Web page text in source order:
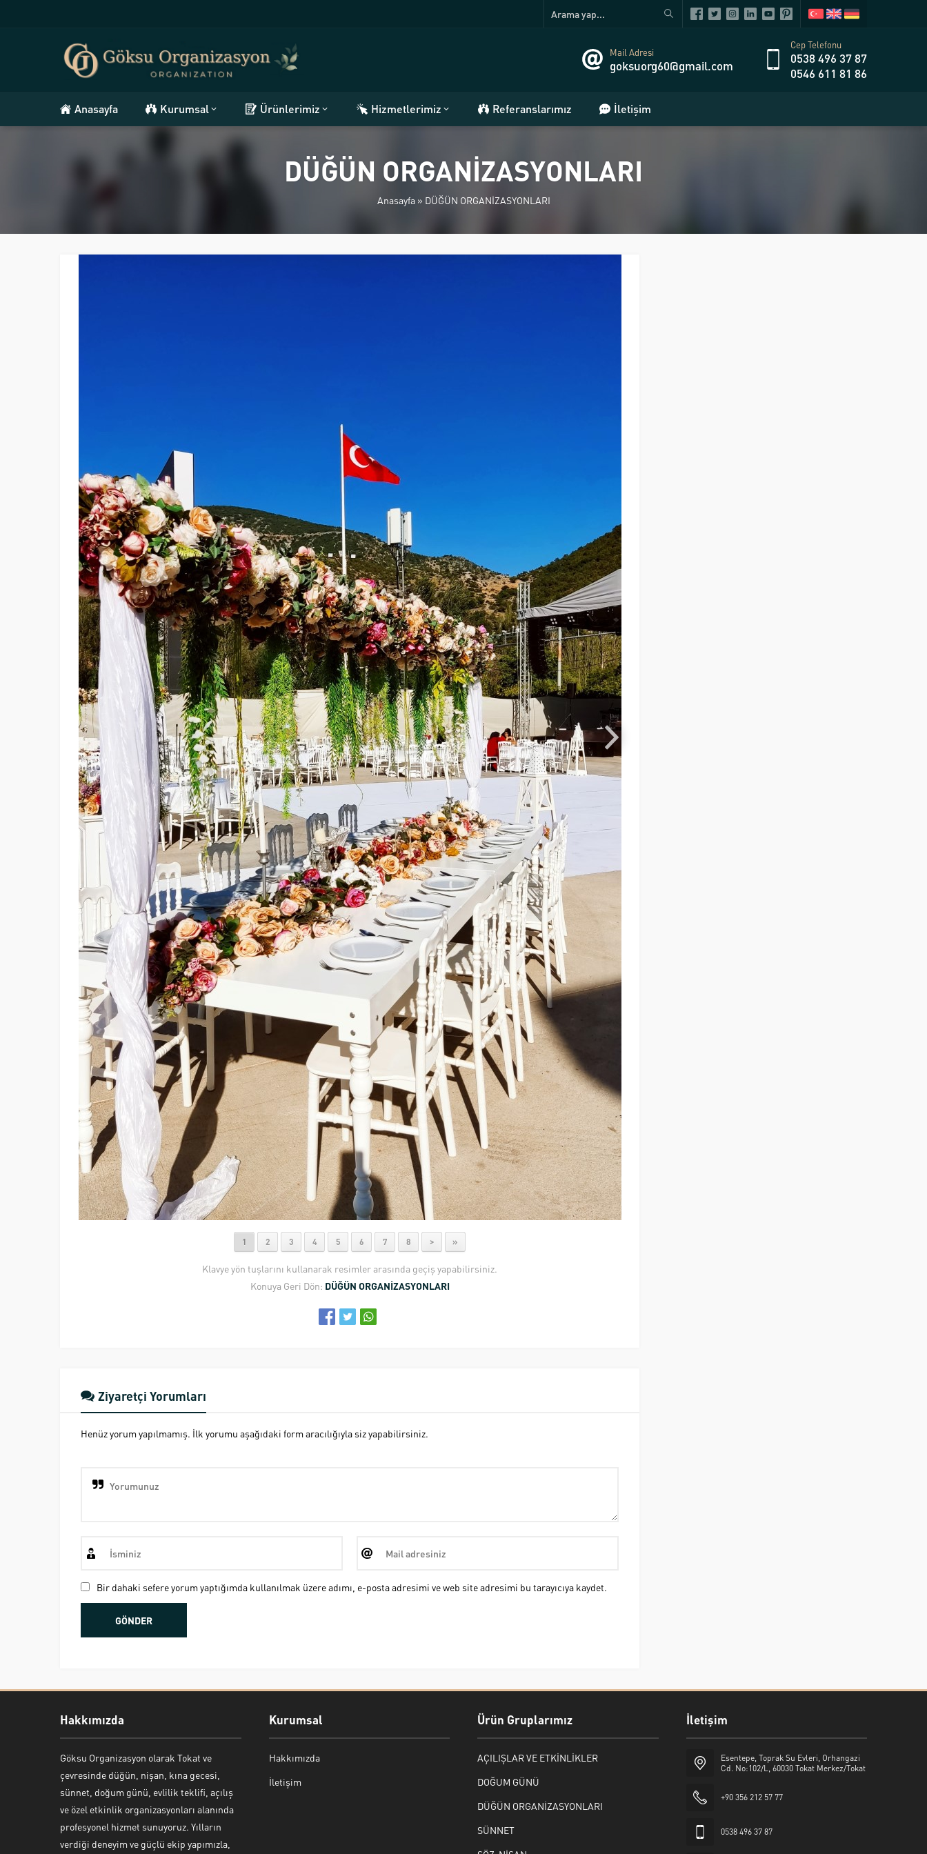
Mail Adresi
goksuorg60@gmail.com
Cep Telefonu
0538 496 37 87
0546 611 81 86
Anasayfa Kurumsal Ürünlerimiz Hizmetlerimiz Referanslarımız İletişim
DÜĞÜN ORGANİZASYONLARI
Anasayfa» DÜĞÜN ORGANİZASYONLARI
1 2 3 4 5 6 7 8 > »
Klavye yön tuşlarını kullanarak resimler arasında geçiş yapabilirsiniz.
Konuya Geri Dön: DÜĞÜN ORGANİZASYONLARI
Ziyaretçi Yorumları
Henüz yorum yapılmamış. İlk yorumu aşağıdaki form aracılığıyla siz yapabilirsiniz.
Bir dahaki sefere yorum yaptığımda kullanılmak üzere adımı, e-posta adresimi ve web site adresimi bu tarayıcıya kaydet.
Hakkımızda
Göksu Organizasyon olarak Tokat ve
çevresinde düğün, nişan, kına gecesi,
sünnet, doğum günü, evlilik teklifi, açılış
ve özel etkinlik organizasyonları alanında
profesyonel hizmet sunuyoruz. Yılların
verdiği deneyim ve güçlü ekip yapımızla,
Kurumsal
Hakkımızda
İletişim
Ürün Gruplarımız
AÇILIŞLAR VE ETKİNLİKLER
DOĞUM GÜNÜ
DÜĞÜN ORGANİZASYONLARI
SÜNNET
İletişim
Esentepe, Toprak Su Evleri, Orhangazi
Cd. No:102/L, 60030 Tokat Merkez/Tokat
+90 356 212 57 77
0538 496 37 87
Bekir Kiper